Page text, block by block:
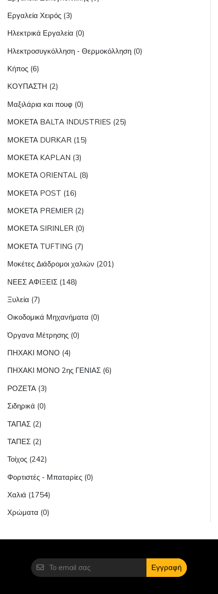
Εργαλεία Χειρός (3)
Ηλεκτρικά Εργαλεία (0)
Ηλεκτροσυγκόλληση - Θερμοκόλληση (0)
Κήπος (6)
ΚΟΥΠΑΣΤΗ (2)
Μαξιλάρια και πουφ (0)
ΜΟΚΕΤΑ BALTA INDUSTRIES (25)
ΜΟΚΕΤΑ DURKAR (15)
ΜΟΚΕΤΑ KAPLAN (3)
ΜΟΚΕΤΑ ORIENTAL (8)
ΜΟΚΕΤΑ POST (16)
ΜΟΚΕΤΑ PREMIER (2)
ΜΟΚΕΤΑ SIRINLER (0)
ΜΟΚΕΤΑ TUFTING (7)
Μοκέτες Διάδρομοι χαλιών (201)
ΝΕΕΣ ΑΦΙΞΕΙΣ (148)
Ξυλεία (7)
Οικοδομικά Μηχανήματα (0)
Όργανα Μέτρησης (0)
ΠΗΧΑΚΙ ΜΟΝΟ (4)
ΠΗΧΑΚΙ ΜΟΝΟ 2ης ΓΕΝΙΑΣ (6)
ΡΟΖΕΤΑ (3)
Σιδηρικά (0)
ΤΑΠΑΣ (2)
ΤΑΠΕΣ (2)
Τοίχος (242)
Φορτιστές - Μπαταρίες (0)
Χαλιά (1754)
Χρώματα (0)
Εγγραφή